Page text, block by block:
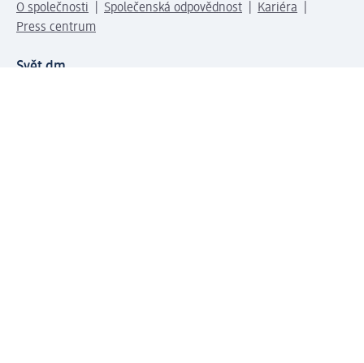
O společnosti Společenská odpovědnost
Kariéra
Press centrum
Svět dm